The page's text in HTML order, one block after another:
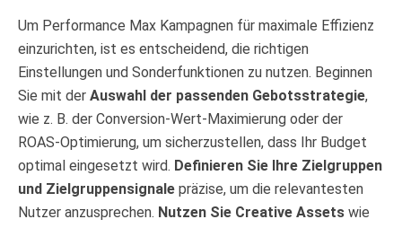
Um Performance Max Kampagnen für maximale Effizienz
einzurichten, ist es entscheidend, die richtigen
Einstellungen und Sonderfunktionen zu nutzen. Beginnen
Sie mit der Auswahl der passenden Gebotsstrategie,
wie z. B. der Conversion-Wert-Maximierung oder der
ROAS-Optimierung, um sicherzustellen, dass Ihr Budget
optimal eingesetzt wird. Definieren Sie Ihre Zielgruppen
und Zielgruppensignale präzise, um die relevantesten
Nutzer anzusprechen. Nutzen Sie Creative Assets wie